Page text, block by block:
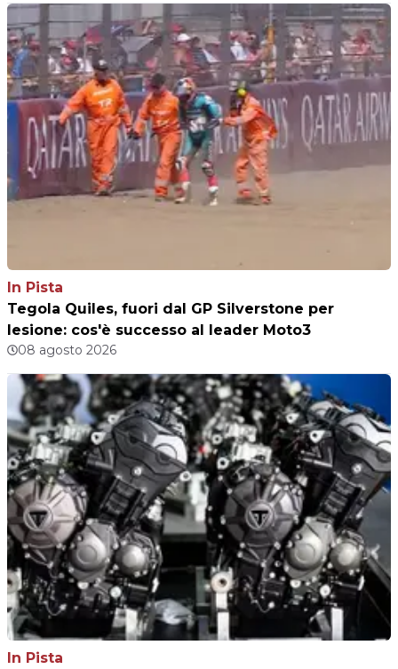
In Pista
Tegola Quiles, fuori dal GP Silverstone per
lesione: cos'è successo al leader Moto3
08 agosto 2026
In Pista